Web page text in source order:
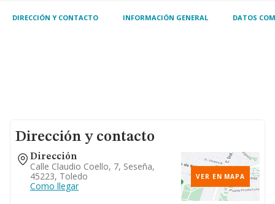
DIRECCIÓN Y CONTACTO INFORMACIÓN GENERAL DATOS
Dirección y contacto
Dirección
Calle Claudio Coello, 7, Seseña,
45223, Toledo
Como llegar
VER EN MAPA